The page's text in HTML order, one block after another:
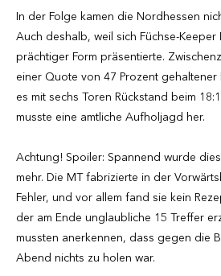
In der Folge kamen die Nordhessen
Auch deshalb, weil sich Füchse-Keeper
prächtiger Form präsentierte.
einer Quote von 47 Prozent gehaltener
es mit sechs Toren Rückstand beim
musste eine amtliche Aufholjagd her.
Achtung! Spoiler: Spannend wurde
mehr. Die MT fabrizierte in der
Fehler, und vor allem fand sie kein
der am Ende unglaubliche 15 Treffer
mussten anerkennen, dass gegen die
Abend nichts zu holen war.